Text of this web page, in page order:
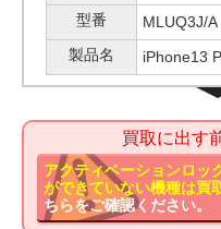
型番
MLUQ3J/
製品名
iPhone13
買取に出す
アクティベーションロッ
ができていない機種は買
ちらをご確認ください。